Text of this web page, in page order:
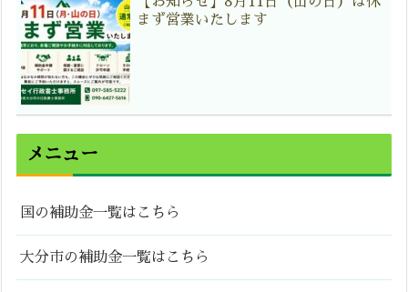
まず営業いたします
メニュー
国の補助金一覧はこちら
大分市の補助金一覧はこちら